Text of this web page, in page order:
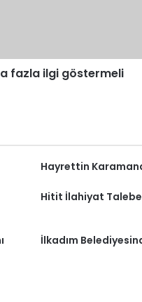
fazla ilgi göstermeli
Hayrettin
Hitit İlahiyat
İlkadım